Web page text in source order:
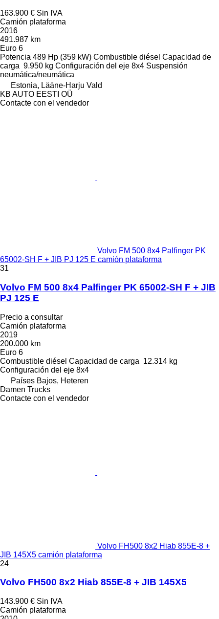
163.900 € Sin IVA
Camión plataforma
2016
491.987 km
Euro 6
Potencia 489 Hp (359 kW) Combustible diésel Capacidad de
carga 9.950 kg Configuración del eje 8x4 Suspensión
neumática/neumática
Estonia, Lääne-Harju Vald
KB AUTO EESTI OÜ
Contacte con el vendedor
Volvo FM 500 8x4 Palfinger PK
65002-SH F + JIB PJ 125 E camión plataforma
31
Volvo FM 500 8x4 Palfinger PK 65002-SH F + JIB
PJ 125 E
Precio a consultar
Camión plataforma
2019
200.000 km
Euro 6
Combustible diésel Capacidad de carga 12.314 kg
Configuración del eje 8x4
Países Bajos, Heteren
Damen Trucks
Contacte con el vendedor
Volvo FH500 8x2 Hiab 855E-8 +
JIB 145X5 camión plataforma
24
Volvo FH500 8x2 Hiab 855E-8 + JIB 145X5
143.900 € Sin IVA
Camión plataforma